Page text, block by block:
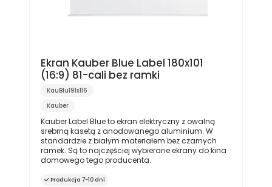
Ekran Kauber Blue Label 180x101
(16:9) 81-cali bez ramki
KauBlu191x116
Kauber
Kauber Label Blue to ekran elektryczny z owalną
srebrną kasetą z anodowanego aluminium. W
standardzie z białym materiałem bez czarnych
ramek. Są to najczęściej wybierane ekrany do kina
domowego tego producenta.
Produkcja 7-10 dni